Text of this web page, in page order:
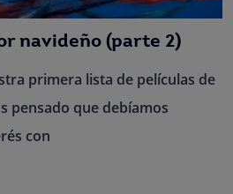
navideño (parte 2)
primera lista de películas de
pensado que debíamos
con